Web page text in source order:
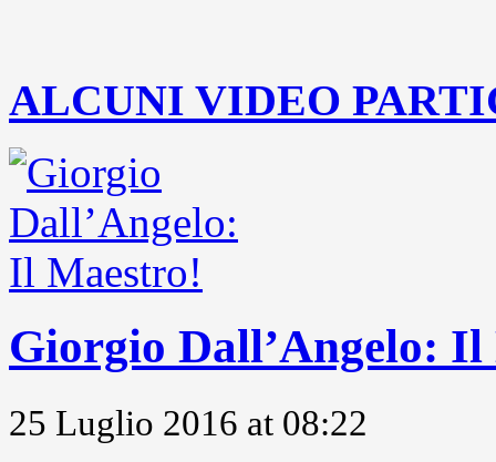
ALCUNI VIDEO
Giorgio Dall’Angelo:
25 Luglio 2016 at 08:22